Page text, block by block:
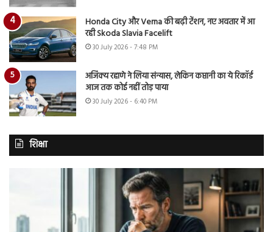
Honda City और Verna की बढ़ी टेंशन, नए अवतार में आ
रही Skoda Slavia Facelift
30 July 2026 - 7:48 PM
अजिंक्य रहाणे ने लिया संन्यास, लेकिन कप्तानी का ये रिकॉर्ड
आज तक कोई नहीं तोड़ पाया
30 July 2026 - 6:40 PM
शिक्षा